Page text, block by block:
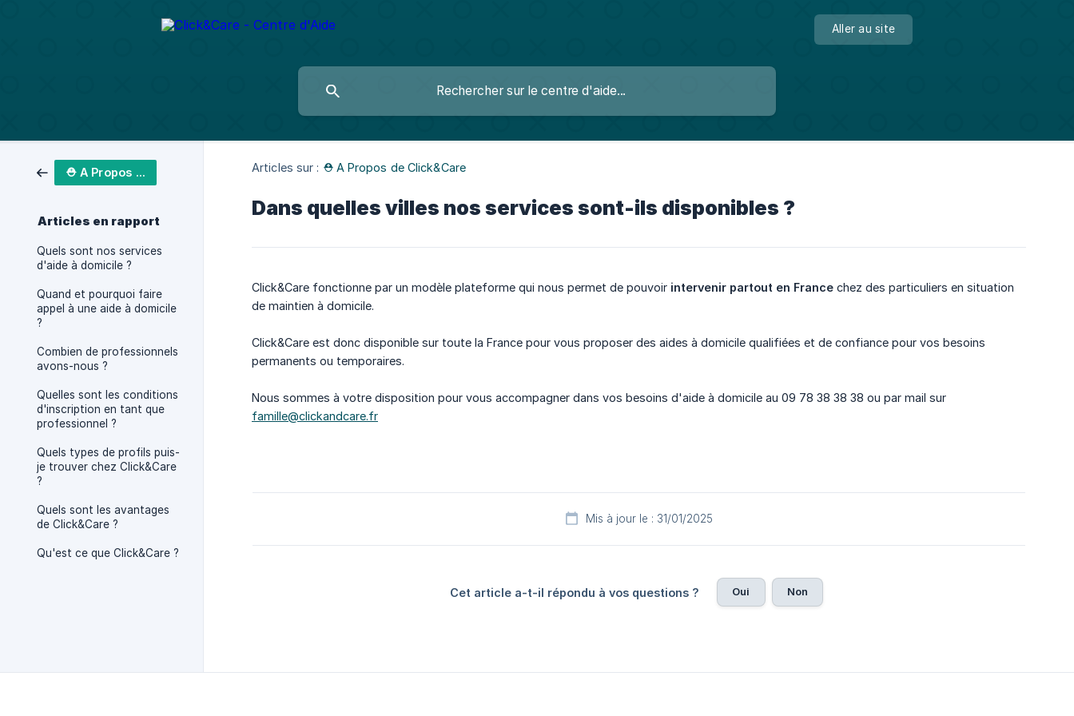
Aller au site
⛑ A Propos de Click&Care
Articles en rapport
Quels sont nos services
d'aide à domicile ?
Quand et pourquoi faire
appel à une aide à domicile
?
Combien de professionnels
avons-nous ?
Quelles sont les conditions
d'inscription en tant que
professionnel ?
Quels types de profils puis-
je trouver chez Click&Care
?
Quels sont les avantages
de Click&Care ?
Qu'est ce que Click&Care ?
Articles sur : ⛑ A Propos de Click&Care
Dans quelles villes nos services sont-ils disponibles ?
Click&Care fonctionne par un modèle plateforme qui nous permet de pouvoir intervenir partout en France chez des particuliers en situation
de maintien à domicile.
Click&Care est donc disponible sur toute la France pour vous proposer des aides à domicile qualifiées et de confiance pour vos besoins
permanents ou temporaires.
Nous sommes à votre disposition pour vous accompagner dans vos besoins d'aide à domicile au 09 78 38 38 38 ou par mail sur
famille@clickandcare.fr
Mis à jour le : 31/01/2025
Cet article a-t-il répondu à vos questions ? Oui Non